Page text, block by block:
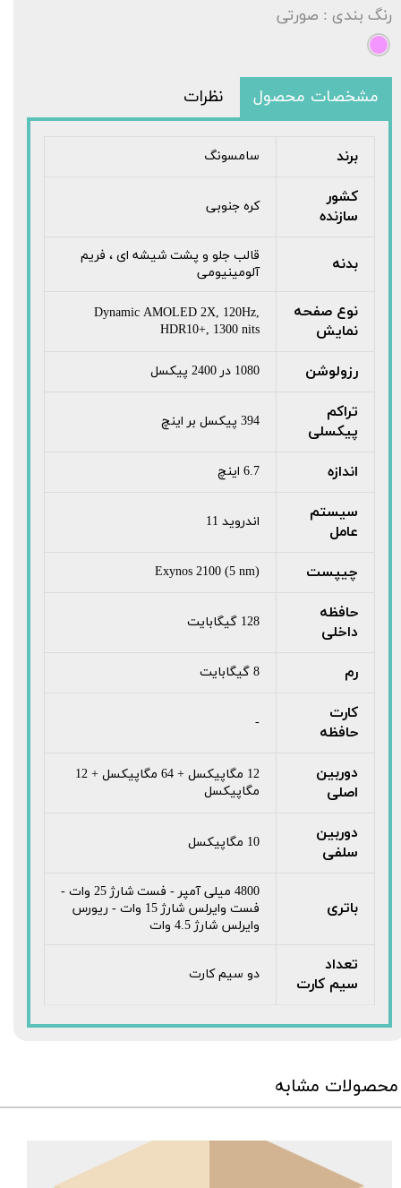
رنگ بندی : صورتی
مشخصات محصول نظرات
برند سامسونگ
کشور
سازنده
کره جنوبی
بدنه
قالب جلو و پشت شیشه ای ، فریم
آلومینیومی
نوع صفحه
نمایش
Dynamic AMOLED 2X, 120Hz,
HDR10+, 1300 nits
رزولوشن 1080 در 2400 پیکسل
تراکم
پیکسلی
394 پیکسل بر اینچ
اندازه 6.7 اینچ
سیستم
عامل
اندروید 11
چیپست Exynos 2100 (5 nm)
حافظه
داخلی
128 گیگابایت
رم 8 گیگابایت
کارت
حافظه
-
دوربین
اصلی
12 مگاپیکسل + 64 مگاپیکسل + 12
مگاپیکسل
دوربین
سلفی
10 مگاپیکسل
باتری
4800 میلی آمپر - فست شارژ 25 وات -
فست وایرلس شارژ 15 وات - ریورس
وایرلس شارژ 4.5 وات
تعداد
سیم کارت
دو سیم کارت
محصولات مشابه